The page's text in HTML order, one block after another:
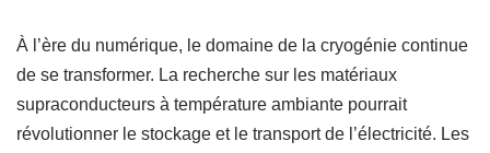
À l’ère du numérique, le domaine de la cryogénie continue
de se transformer. La recherche sur les matériaux
supraconducteurs à température ambiante pourrait
révolutionner le stockage et le transport de l’électricité. Les